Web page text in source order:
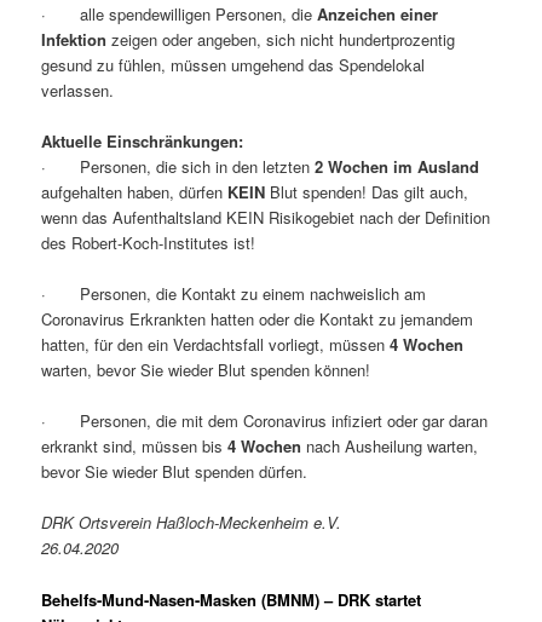
· alle spendewilligen Personen, dieAnzeichen einer
Infektion zeigen oder angeben, sich nicht hundertprozentig
gesund zu fühlen, müssen umgehend das Spendelokal
verlassen.
Aktuelle Einschränkungen:
· Personen, die sich in den letzten2 Wochen im Ausland
aufgehalten haben, dürfen KEIN Blut spenden! Das gilt auch,
wenn das Aufenthaltsland KEIN Risikogebiet nach der Definition
des Robert-Koch-Institutes ist!
· Personen, die Kontakt zu einem nachweislich am
Coronavirus Erkrankten hatten oder die Kontakt zu jemandem
hatten, für den ein Verdachtsfall vorliegt, müssen4 Wochen
warten, bevor Sie wieder Blut spenden können!
· Personen, die mit dem Coronavirus infiziert oder gar daran
erkrankt sind, müssen bis4 Wochen nach Ausheilung warten,
bevor Sie wieder Blut spenden dürfen.
DRK Ortsverein Haßloch-Meckenheim e.V.
26.04.2020
Behelfs-Mund-Nasen-Masken (BMNM) – DRK startet